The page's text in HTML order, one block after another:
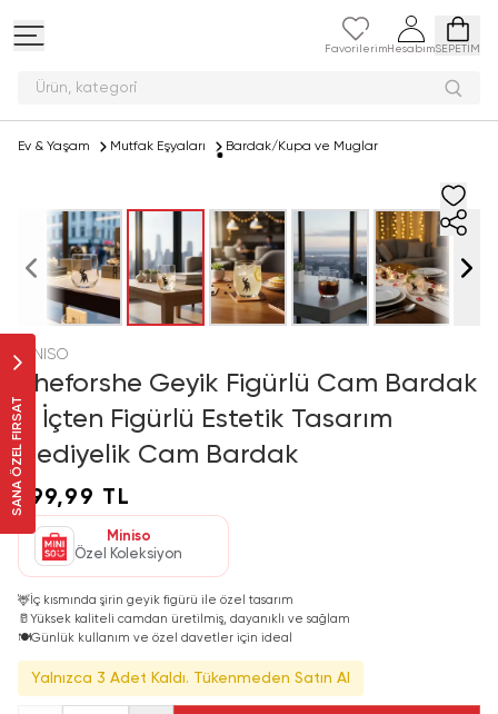
Favorilerim HesabımSEPETİM
Ürün, kat
SANA ÖZEL FIRSAT
Ev & Yaşam Mutfak Eşyaları Bardak/Kupa ve Muglar
MINISO
Sheforshe Geyik Figürlü Cam Bardak
– İçten Figürlü Estetik Tasarım
Hediyelik Cam Bardak
199,99 TL
Miniso
Özel Koleksiyon
🦌 İç kısmında şirin geyik figürü ile özel tasarım
🥛 Yüksek kaliteli camdan üretilmiş, dayanıklı ve sağlam
🍽️Günlük kullanım ve özel davetler için ideal
Yalnızca 3 Adet Kaldı. Tükenmeden Satın Al